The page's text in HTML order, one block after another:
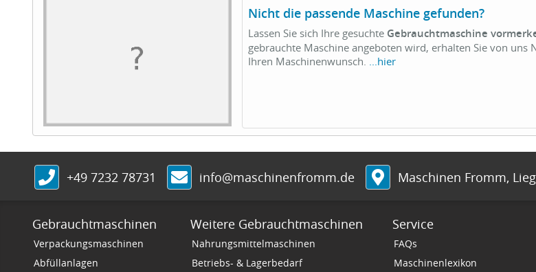
Nicht die passende Maschine gefunden?
Lassen Sie sich Ihre gesuchte Gebrauchtmaschine
gebrauchte Maschine angeboten wird, erhalten Sie von uns
Ihren Maschinenwunsch.
...hier
+49 7232 78731 info@maschinenfromm.de Maschinen Fromm,
Gebrauchtmaschinen
Verpackungsmaschinen
Abfüllanlagen
Weitere Gebrauchtmaschinen
Nahrungsmittelmaschinen
Betriebs- & Lagerbedarf
Service
FAQs
Maschinenlexikon